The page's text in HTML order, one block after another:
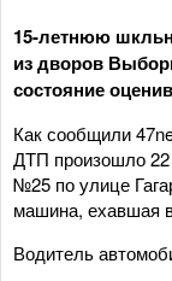
15-летнюю
из дворов
состояние
Как сообщили
ДТП произошло 22
№25 по улице
машина, ехавшая
Водитель